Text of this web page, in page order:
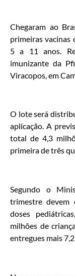
Chegaram ao
primeiras vacinas
5 a 11 anos.
imunizante da
Viracopos, em
O lote será
aplicação. A
total de 4,3
primeira de três
Segundo o
trimestre devem
doses
milhões de
entregues mais